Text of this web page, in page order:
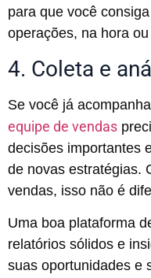
para que você
operações, na hora
4. Coleta e
Se você já
equipe de vendas
decisões importantes
de novas estratégias.
vendas, isso não é
Uma boa plataforma
relatórios sólidos e
suas oportunidades e